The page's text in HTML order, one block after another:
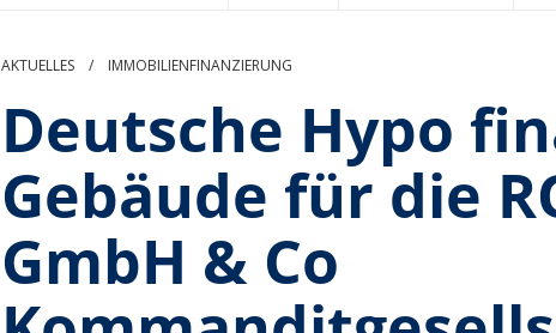
AKTUELLES / IMMOBILIENFINANZIERUNG
Deutsche Hypo
Gebäude für die
GmbH & Co